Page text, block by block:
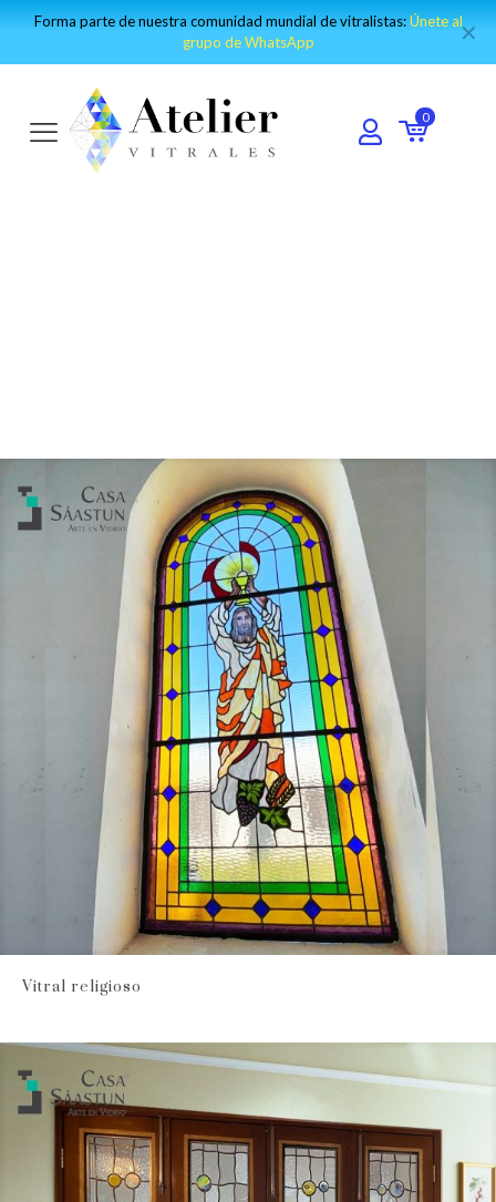
Visita nuestro canal de Youtube y encuentro los mejores tutoriales:
IR AL CANAL
✕
0
Vitral religioso